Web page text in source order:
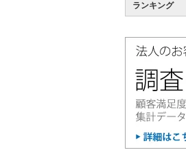
ランキング